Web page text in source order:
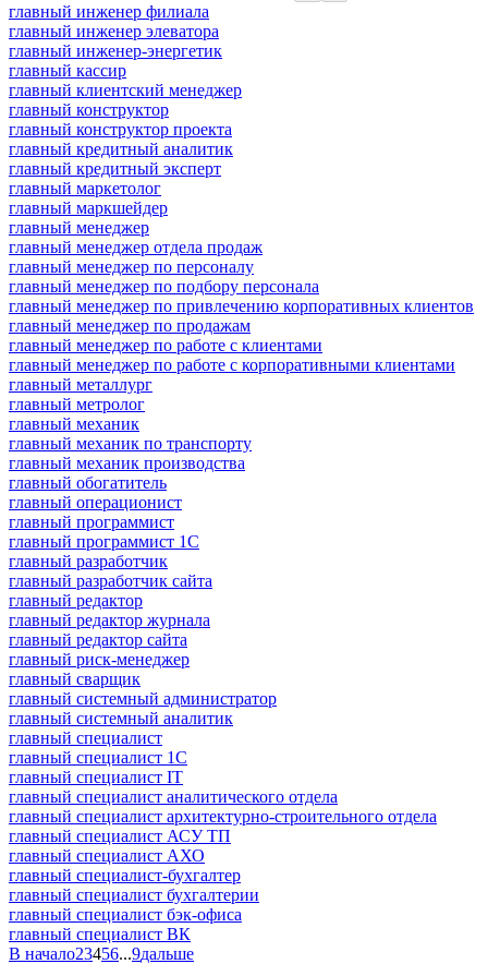
главный инженер филиала
главный инженер элеватора
главный инженер-энергетик
главный кассир
главный клиентский менеджер
главный конструктор
главный конструктор проекта
главный кредитный аналитик
главный кредитный эксперт
главный маркетолог
главный маркшейдер
главный менеджер
главный менеджер отдела продаж
главный менеджер по персоналу
главный менеджер по подбору персонала
главный менеджер по привлечению корпоративных клиентов
главный менеджер по продажам
главный менеджер по работе с клиентами
главный менеджер по работе с корпоративными клиентами
главный металлург
главный метролог
главный механик
главный механик по транспорту
главный механик производства
главный обогатитель
главный операционист
главный программист
главный программист 1С
главный разработчик
главный разработчик сайта
главный редактор
главный редактор журнала
главный редактор сайта
главный риск-менеджер
главный сварщик
главный системный администратор
главный системный аналитик
главный специалист
главный специалист 1С
главный специалист IT
главный специалист аналитического отдела
главный специалист архитектурно-строительного отдела
главный специалист АСУ ТП
главный специалист АХО
главный специалист-бухгалтер
главный специалист бухгалтерии
главный специалист бэк-офиса
главный специалист ВК
В начало23456...9дальше